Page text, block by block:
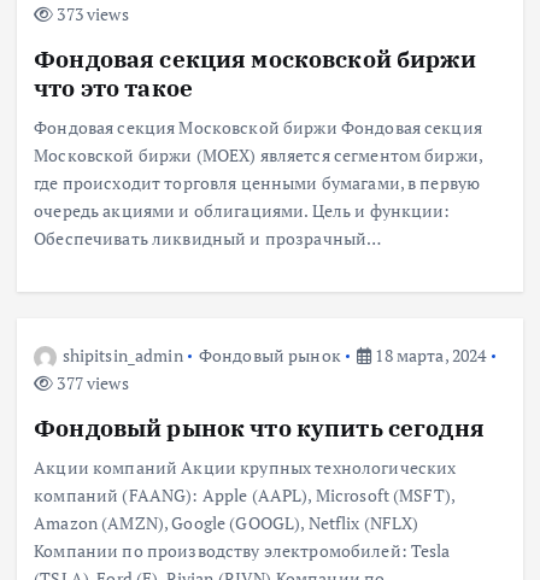
373 views
Фондовая секция московской биржи
что это такое
Фондовая секция Московской биржи Фондовая секция
Московской биржи (MOEX) является сегментом биржи,
где происходит торговля ценными бумагами, в первую
очередь акциями и облигациями. Цель и функции:
Обеспечивать ликвидный и прозрачный…
shipitsin_admin Фондовый рынок
18 марта, 2024
377 views
Фондовый рынок что купить сегодня
Акции компаний Акции крупных технологических
компаний (FAANG): Apple (AAPL), Microsoft (MSFT),
Amazon (AMZN), Google (GOOGL), Netflix (NFLX)
Компании по производству электромобилей: Tesla